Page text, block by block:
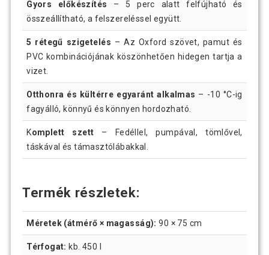
Gyors előkészítés – 5 perc alatt felfújható és
összeállítható, a felszereléssel együtt.
5 rétegű szigetelés – Az Oxford szövet, pamut és
PVC kombinációjának köszönhetően hidegen tartja a
vizet.
Otthonra és kültérre egyaránt alkalmas – -10 °C-ig
fagyálló, könnyű és könnyen hordozható.
Komplett szett – Fedéllel, pumpával, tömlővel,
táskával és támasztólábakkal.
Termék részletek:
Méretek (átmérő × magasság): 90 × 75 cm
Térfogat: kb. 450 l